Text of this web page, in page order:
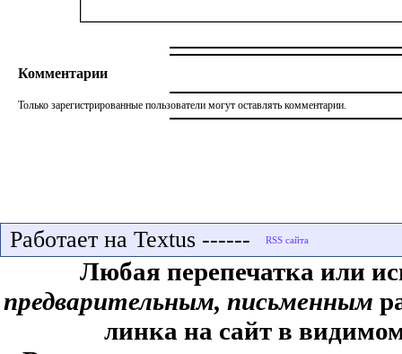
Комментарии
Только зарегистрированные пользователи могут оставлять комментарии.
Работает на Textus ------
Любая перепечатка или
предварительным, письменным
линка на сайт в